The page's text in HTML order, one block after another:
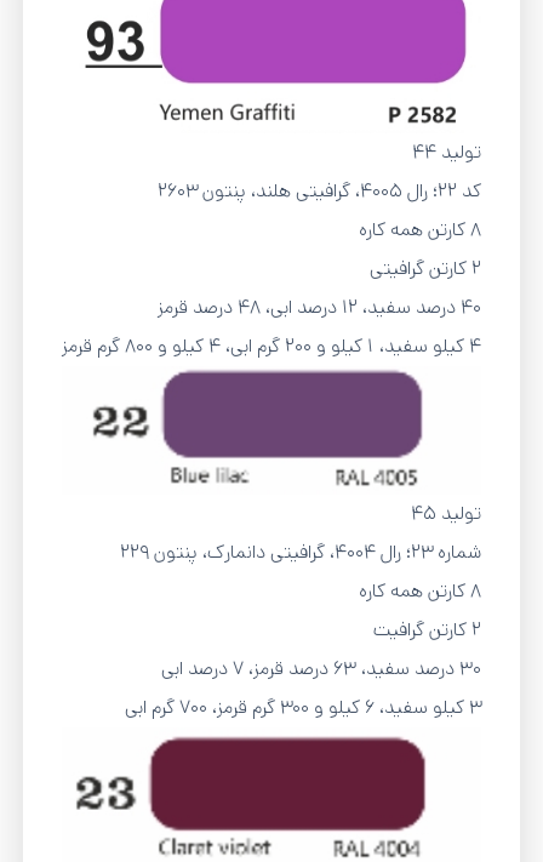
تولید 44
کد 22؛ رال ۴۰۰۵، گرافیتی هلند، پنتون 2603
8 کارتن همه کاره
2 کارتن گرافیتی
۴۰ درصد سفید، ۱۲ درصد ابی، ۴۸ درصد قرمز
4 کیلو سفید، 1 کیلو و 200 گرم ابی، 4 کیلو و 800 گرم قرمز
تولید 45
شماره 23؛ رال ۴۰۰۴، گرافیتی دانمارک، پنتون 229
8 کارتن همه کاره
2 کارتن گرافیت
۳۰ درصد سفید، ۶۳ درصد قرمز، ۷ درصد ابی
3 کیلو سفید، 6 کیلو و 300 گرم قرمز، 700 گرم ابی